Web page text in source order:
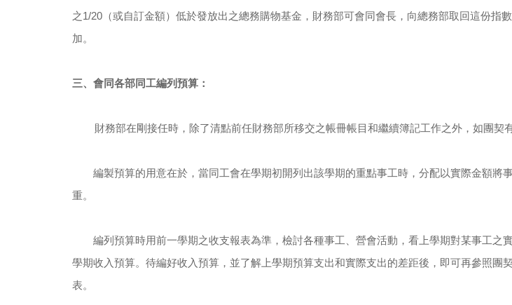
之1/20（或自訂金額）低於發放出之總務購物基金，財務部可會同會長，向總務部取回這份
加。
三、會同各部同工編列預算：
財務部在剛接任時，除了清點前任財務部所移交之帳冊帳目和繼續簿記工作之外，如團契
編製預算的用意在於，當同工會在學期初開列出該學期的重點事工時，分配以實際金額將
重。
編列預算時用前一學期之收支報表為準，檢討各種事工、營會活動，看上學期對某事工之
學期收入預算。待編好收入預算，並了解上學期預算支出和實際支出的差距後，即可再參照
表。